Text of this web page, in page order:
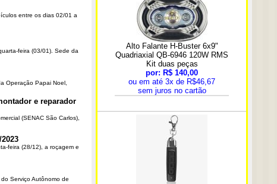
entre os dias 02/01 a
feira (03/01). Sede da
Operação Papai Noel,
e reparador
(SENAC São Carlos),
feira (28/12), a roçagem e
Serviço Autônomo de